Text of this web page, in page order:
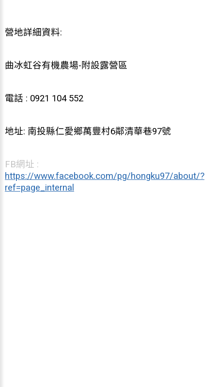
營地詳細資料:
曲冰虹谷有機農場-附設露營區
電話 : 0921 104 552
地址: 南投縣仁愛鄉萬豐村6鄰清華巷97號
FB網址 :
https://www.facebook.com/pg/hongku97/about/?
ref=page_internal